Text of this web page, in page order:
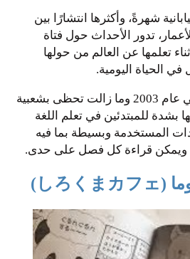
شهرةً، وأكثرها انتشارًا بين
تدور الأحداث حول فتاة
تعلمها عن العالم من حولها
الحياة اليومية.
بدأت سلسلة Yostuba في عام 2003 وما زالت تحظى بشعبية
بشدة للمبتدئين في تعلم اللغة
المستخدمة وبسيطة بما فيه
ويمكن قراءة كل فصل على حدى.